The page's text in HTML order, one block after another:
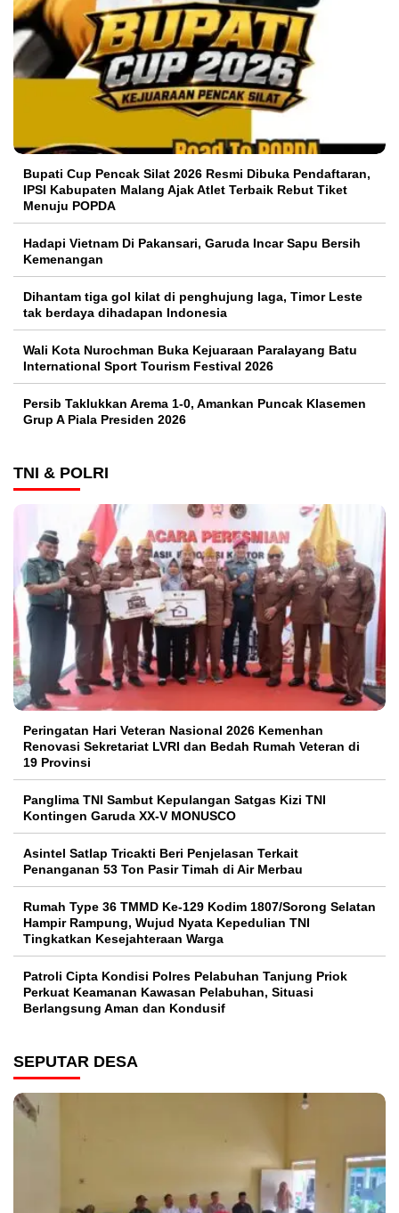
Bupati Cup Pencak Silat 2026 Resmi Dibuka Pendaftaran,
IPSI Kabupaten Malang Ajak Atlet Terbaik Rebut Tiket
Menuju POPDA
Hadapi Vietnam Di Pakansari, Garuda Incar Sapu Bersih
Kemenangan
Dihantam tiga gol kilat di penghujung laga, Timor Leste
tak berdaya dihadapan Indonesia
Wali Kota Nurochman Buka Kejuaraan Paralayang Batu
International Sport Tourism Festival 2026
Persib Taklukkan Arema 1-0, Amankan Puncak Klasemen
Grup A Piala Presiden 2026
TNI & POLRI
Peringatan Hari Veteran Nasional 2026 Kemenhan
Renovasi Sekretariat LVRI dan Bedah Rumah Veteran di
19 Provinsi
Panglima TNI Sambut Kepulangan Satgas Kizi TNI
Kontingen Garuda XX-V MONUSCO
Asintel Satlap Tricakti Beri Penjelasan Terkait
Penanganan 53 Ton Pasir Timah di Air Merbau
Rumah Type 36 TMMD Ke-129 Kodim 1807/Sorong Selatan
Hampir Rampung, Wujud Nyata Kepedulian TNI
Tingkatkan Kesejahteraan Warga
Patroli Cipta Kondisi Polres Pelabuhan Tanjung Priok
Perkuat Keamanan Kawasan Pelabuhan, Situasi
Berlangsung Aman dan Kondusif
SEPUTAR DESA